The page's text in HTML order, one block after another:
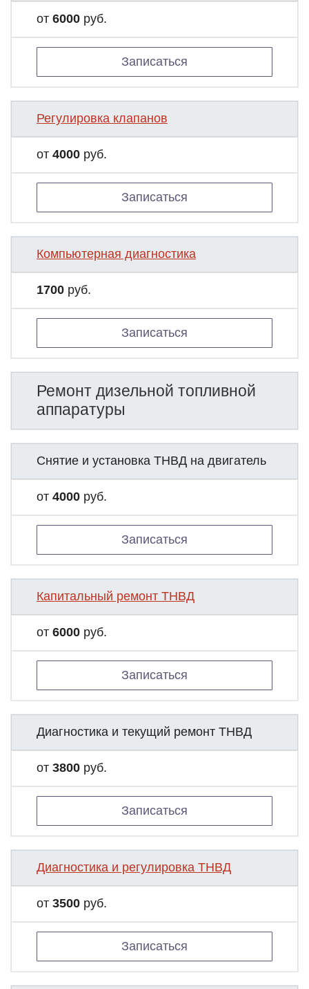
от 6000 руб.
Записаться
Регулировка клапанов
от 4000 руб.
Записаться
Компьютерная диагностика
1700 руб.
Записаться
Ремонт дизельной топливной
аппаратуры
Снятие и установка ТНВД на двигатель
от 4000 руб.
Записаться
Капитальный ремонт ТНВД
от 6000 руб.
Записаться
Диагностика и текущий ремонт ТНВД
от 3800 руб.
Записаться
Диагностика и регулировка ТНВД
от 3500 руб.
Записаться